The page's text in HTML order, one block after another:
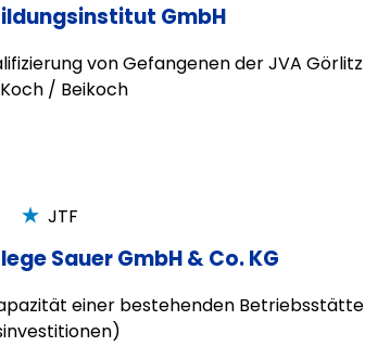
GmbH
von Gefangenen der JVA Görlitz
/ Beikoch
JTF
Sauer GmbH & Co. KG
einer bestehenden Betriebsstätte